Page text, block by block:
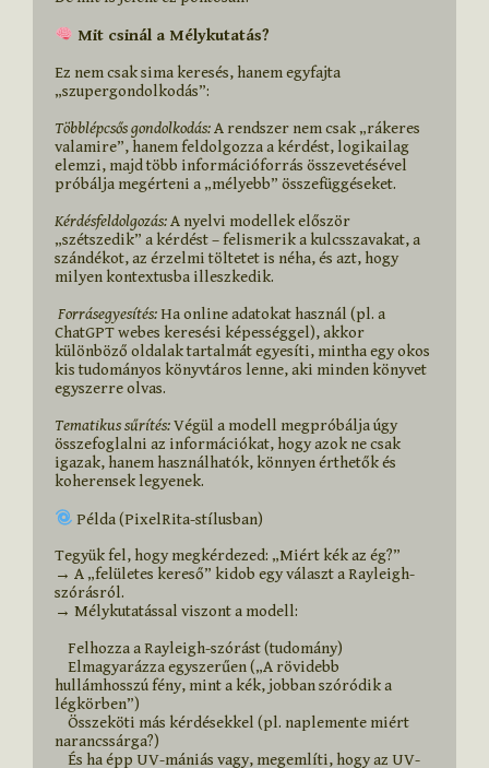
Mit csinál a Mélykutatás?
Ez nem csak sima keresés, hanem egyfajta
„szupergondolkodás”:
Többlépcsős gondolkodás: A rendszer nem csak „rákeres
valamire”, hanem feldolgozza a kérdést, logikailag
elemzi, majd több információforrás összevetésével
próbálja megérteni a „mélyebb” összefüggéseket.
Kérdésfeldolgozás: A nyelvi modellek először
„szétszedik” a kérdést – felismerik a kulcsszavakat, a
szándékot, az érzelmi töltetet is néha, és azt, hogy
milyen kontextusba illeszkedik.
Forrásegyesítés: Ha online adatokat használ (pl. a
ChatGPT webes keresési képességgel), akkor
különböző oldalak tartalmát egyesíti, mintha egy okos
kis tudományos könyvtáros lenne, aki minden könyvet
egyszerre olvas.
Tematikus sűrítés: Végül a modell megpróbálja úgy
összefoglalni az információkat, hogy azok ne csak
igazak, hanem használhatók, könnyen érthetők és
koherensek legyenek.
Példa (PixelRita-stílusban)
Tegyük fel, hogy megkérdezed: „Miért kék az ég?”
→ A „felületes kereső” kidob egy választ a Rayleigh-
szórásról.
→ Mélykutatással viszont a modell:
hullámhosszú fény, mint a kék, jobban szóródik a
légkörben”)
narancssárga?)